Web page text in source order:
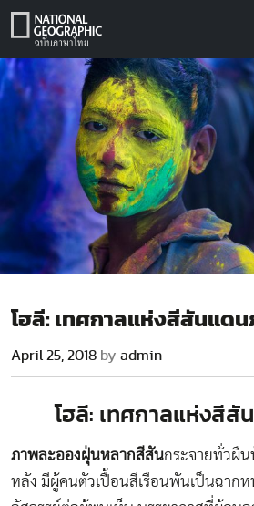
Skip
โฮลี: เทศกาลแห่งสีสันแดน
April 25, 2018 by admin
โฮลี: เทศกาลแห่งสีสั
ภาพละอองฝุ่นหลากสีสันกระจายทั่วผื
หลัง มีผู้คนตัวเปื้อนสีเรือนพันเป็นฉากห